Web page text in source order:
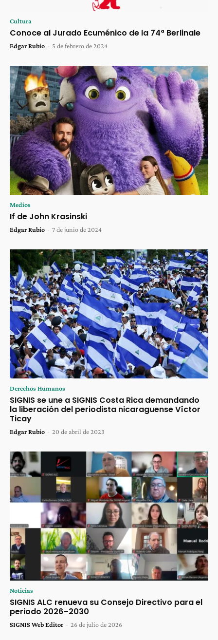
Cultura
Conoce al Jurado Ecuménico de la 74ª Berlinale
Edgar Rubio - 5 de febrero de 2024
Medios
If de John Krasinski
Edgar Rubio - 7 de junio de 2024
Derechos Humanos
SIGNIS se une a SIGNIS Costa Rica demandando
la liberación del periodista nicaraguense Víctor
Ticay
Edgar Rubio - 20 de abril de 2023
Noticias
SIGNIS ALC renueva su Consejo Directivo para el
periodo 2026–2030
SIGNIS Web Editor - 26 de julio de 2026